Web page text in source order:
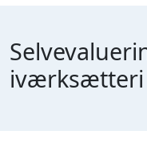
iværksætteri